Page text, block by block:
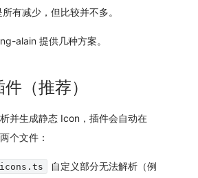
有减少，但比较并不多。
alain 提供几种方案。
（推荐）
并生成静态 Icon，插件会自动在
个文件：
自定义部分无法解析（例